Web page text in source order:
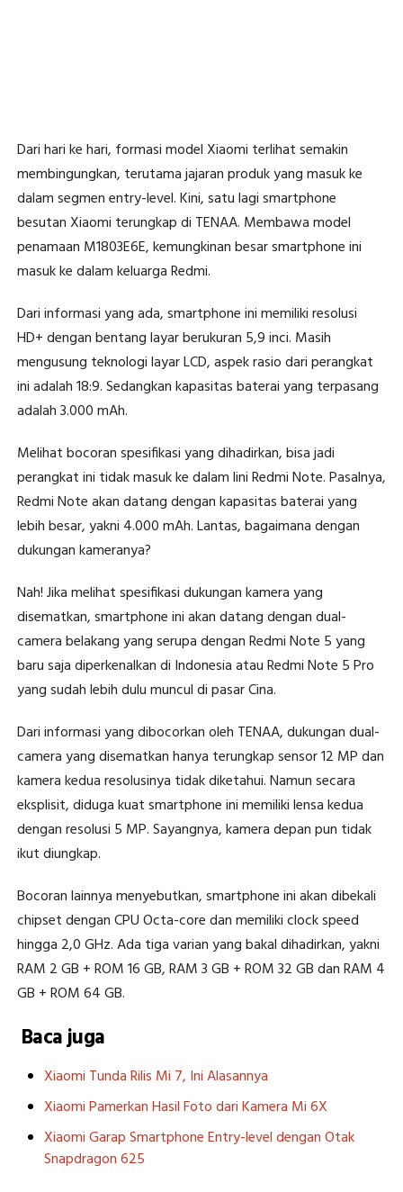
Dari hari ke hari, formasi model Xiaomi terlihat semakin
membingungkan, terutama jajaran produk yang masuk ke
dalam segmen entry-level. Kini, satu lagi smartphone
besutan Xiaomi terungkap di TENAA. Membawa model
penamaan M1803E6E, kemungkinan besar smartphone ini
masuk ke dalam keluarga Redmi.
Dari informasi yang ada, smartphone ini memiliki resolusi
HD+ dengan bentang layar berukuran 5,9 inci. Masih
mengusung teknologi layar LCD, aspek rasio dari perangkat
ini adalah 18:9. Sedangkan kapasitas baterai yang terpasang
adalah 3.000 mAh.
Melihat bocoran spesifikasi yang dihadirkan, bisa jadi
perangkat ini tidak masuk ke dalam lini Redmi Note. Pasalnya,
Redmi Note akan datang dengan kapasitas baterai yang
lebih besar, yakni 4.000 mAh. Lantas, bagaimana dengan
dukungan kameranya?
Nah! Jika melihat spesifikasi dukungan kamera yang
disematkan, smartphone ini akan datang dengan dual-
camera belakang yang serupa dengan Redmi Note 5 yang
baru saja diperkenalkan di Indonesia atau Redmi Note 5 Pro
yang sudah lebih dulu muncul di pasar Cina.
Dari informasi yang dibocorkan oleh TENAA, dukungan dual-
camera yang disematkan hanya terungkap sensor 12 MP dan
kamera kedua resolusinya tidak diketahui. Namun secara
eksplisit, diduga kuat smartphone ini memiliki lensa kedua
dengan resolusi 5 MP. Sayangnya, kamera depan pun tidak
ikut diungkap.
Bocoran lainnya menyebutkan, smartphone ini akan dibekali
chipset dengan CPU Octa-core dan memiliki clock speed
hingga 2,0 GHz. Ada tiga varian yang bakal dihadirkan, yakni
RAM 2 GB + ROM 16 GB, RAM 3 GB + ROM 32 GB dan RAM 4
GB + ROM 64 GB.
Baca juga
Xiaomi Tunda Rilis Mi 7, Ini Alasannya
Xiaomi Pamerkan Hasil Foto dari Kamera Mi 6X
Xiaomi Garap Smartphone Entry-level dengan Otak
Snapdragon 625